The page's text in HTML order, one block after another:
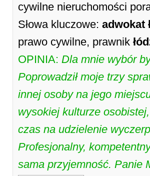
cywilne nieruchomości
Słowa kluczowe: adwokat
prawo cywilne, prawnik
OPINIA: Dla mnie wybór
Poprowadził moje trzy
innej osoby na jego
wysokiej kulturze
czas na udzielenie
Profesjonalny,
sama przyjemność. Panie